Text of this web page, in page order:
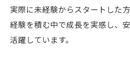
実際に未経験からスタートした
経験を積む中で成長を実感し、
活躍しています。